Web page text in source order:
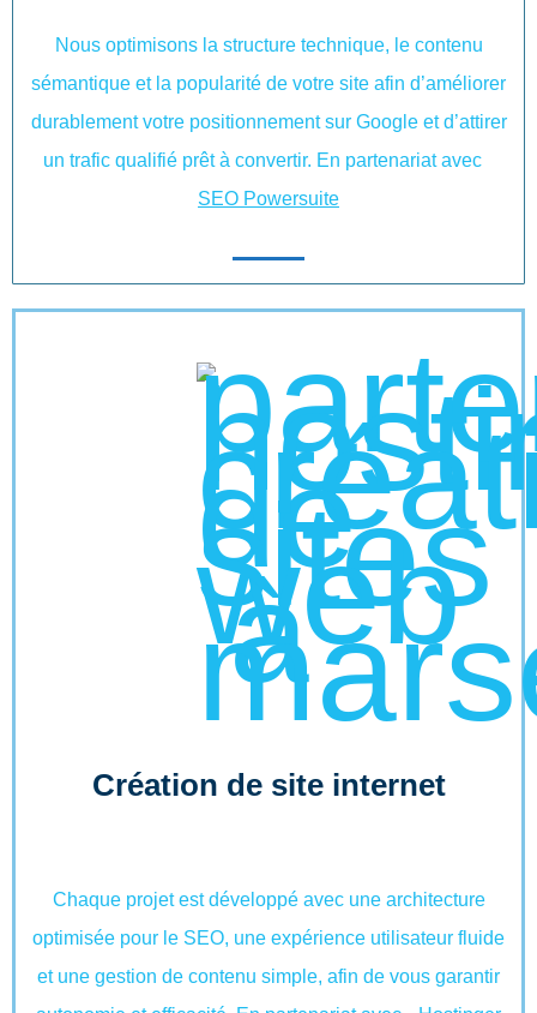
Nous optimisons la structure technique, le contenu
sémantique et la popularité de votre site afin d’améliorer
durablement votre positionnement sur Google et d’attirer
un trafic qualifié prêt à convertir. En partenariat avec
SEO Powersuite
Création de site internet
Chaque projet est développé avec une architecture
optimisée pour le SEO, une expérience utilisateur fluide
et une gestion de contenu simple, afin de vous garantir